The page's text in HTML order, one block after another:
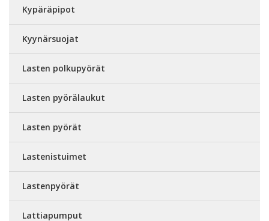
Kypäräpipot
Kyynärsuojat
Lasten polkupyörät
Lasten pyörälaukut
Lasten pyörät
Lastenistuimet
Lastenpyörät
Lattiapumput